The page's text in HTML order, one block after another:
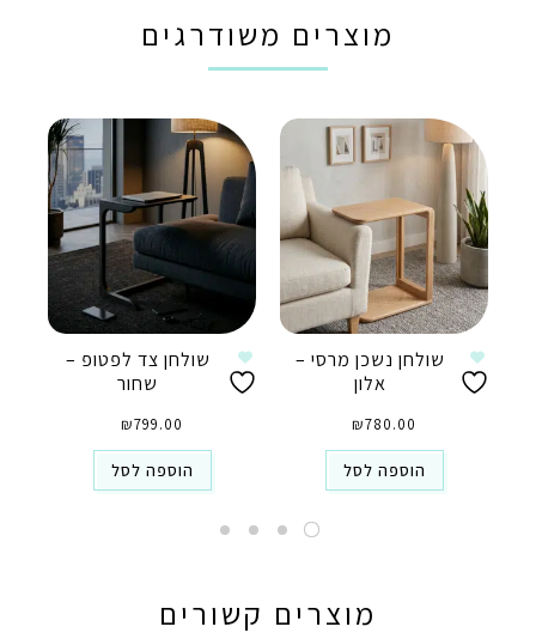
מוצרים משודרגים
שולחן נשכן מרסי –
אלון
₪780.00
הוספה לסל
שולחן צד לפטופ –
שחור
₪799.00
הוספה לסל
מוצרים קשורים